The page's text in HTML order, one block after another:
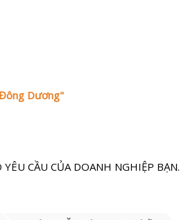
Dương"
CẦU CỦA DOANH NGHIỆP BẠN.